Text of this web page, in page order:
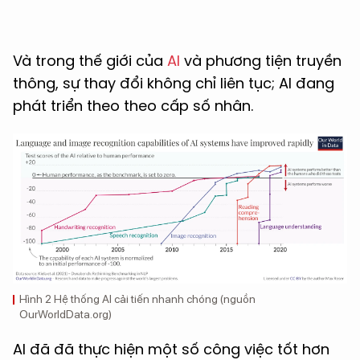
Và trong thế giới của AI và phương tiện truyền
thông, sự thay đổi không chỉ liên tục; AI đang
phát triển theo theo cấp số nhân.
Hình 2 Hệ thống AI cải tiến nhanh chóng (nguồn
OurWorldData.org)
AI đã đã thực hiện một số công việc tốt hơn